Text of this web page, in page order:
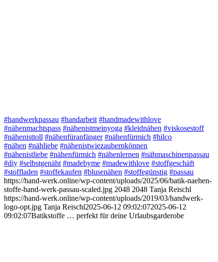
#handwerkpassau #handarbeit #handmadewithlove
#nähenmachtspass #nähenistmeinyoga #kleidnähen #viskosestoff
#nähenisttoll #nähenfüranfänger #nähenfürmich #hilco
#nähen #nähliebe #nähenistwiezaubernkönnen
#nähenistliebe #nähenfürmich #nähenlernen #nähmaschinenpassau
#diy #selbstgenäht #madebyme #madewithlove #stoffgeschäft
#stoffladen #stoffekaufen #blusenähen #stoffegünstig #passau
https://hand-werk.online/wp-content/uploads/2025/06/batik-naehen-
stoffe-hand-werk-passau-scaled.jpg 2048 2048 Tanja Reischl
https://hand-werk.online/wp-content/uploads/2019/03/handwerk-
logo-opt.jpg Tanja Reischl2025-06-12 09:02:072025-06-12
09:02:07Batikstoffe … perfekt für deine Urlaubsgarderobe